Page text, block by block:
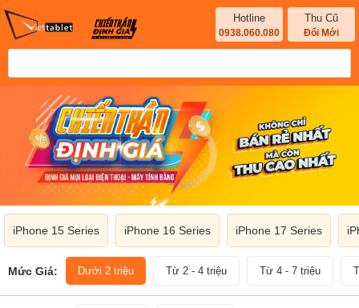
Hotline
0938.060.080
Thu Cũ
Đổi Mới
iPhone 15 Series iPhone 16 Series iPhone 17 Series
Mức Giá: Dưới 2 triệu Từ 2 - 4 triệu Từ 4 - 7 triệu